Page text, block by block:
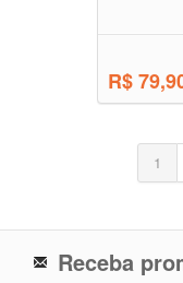
R$
1
Receba